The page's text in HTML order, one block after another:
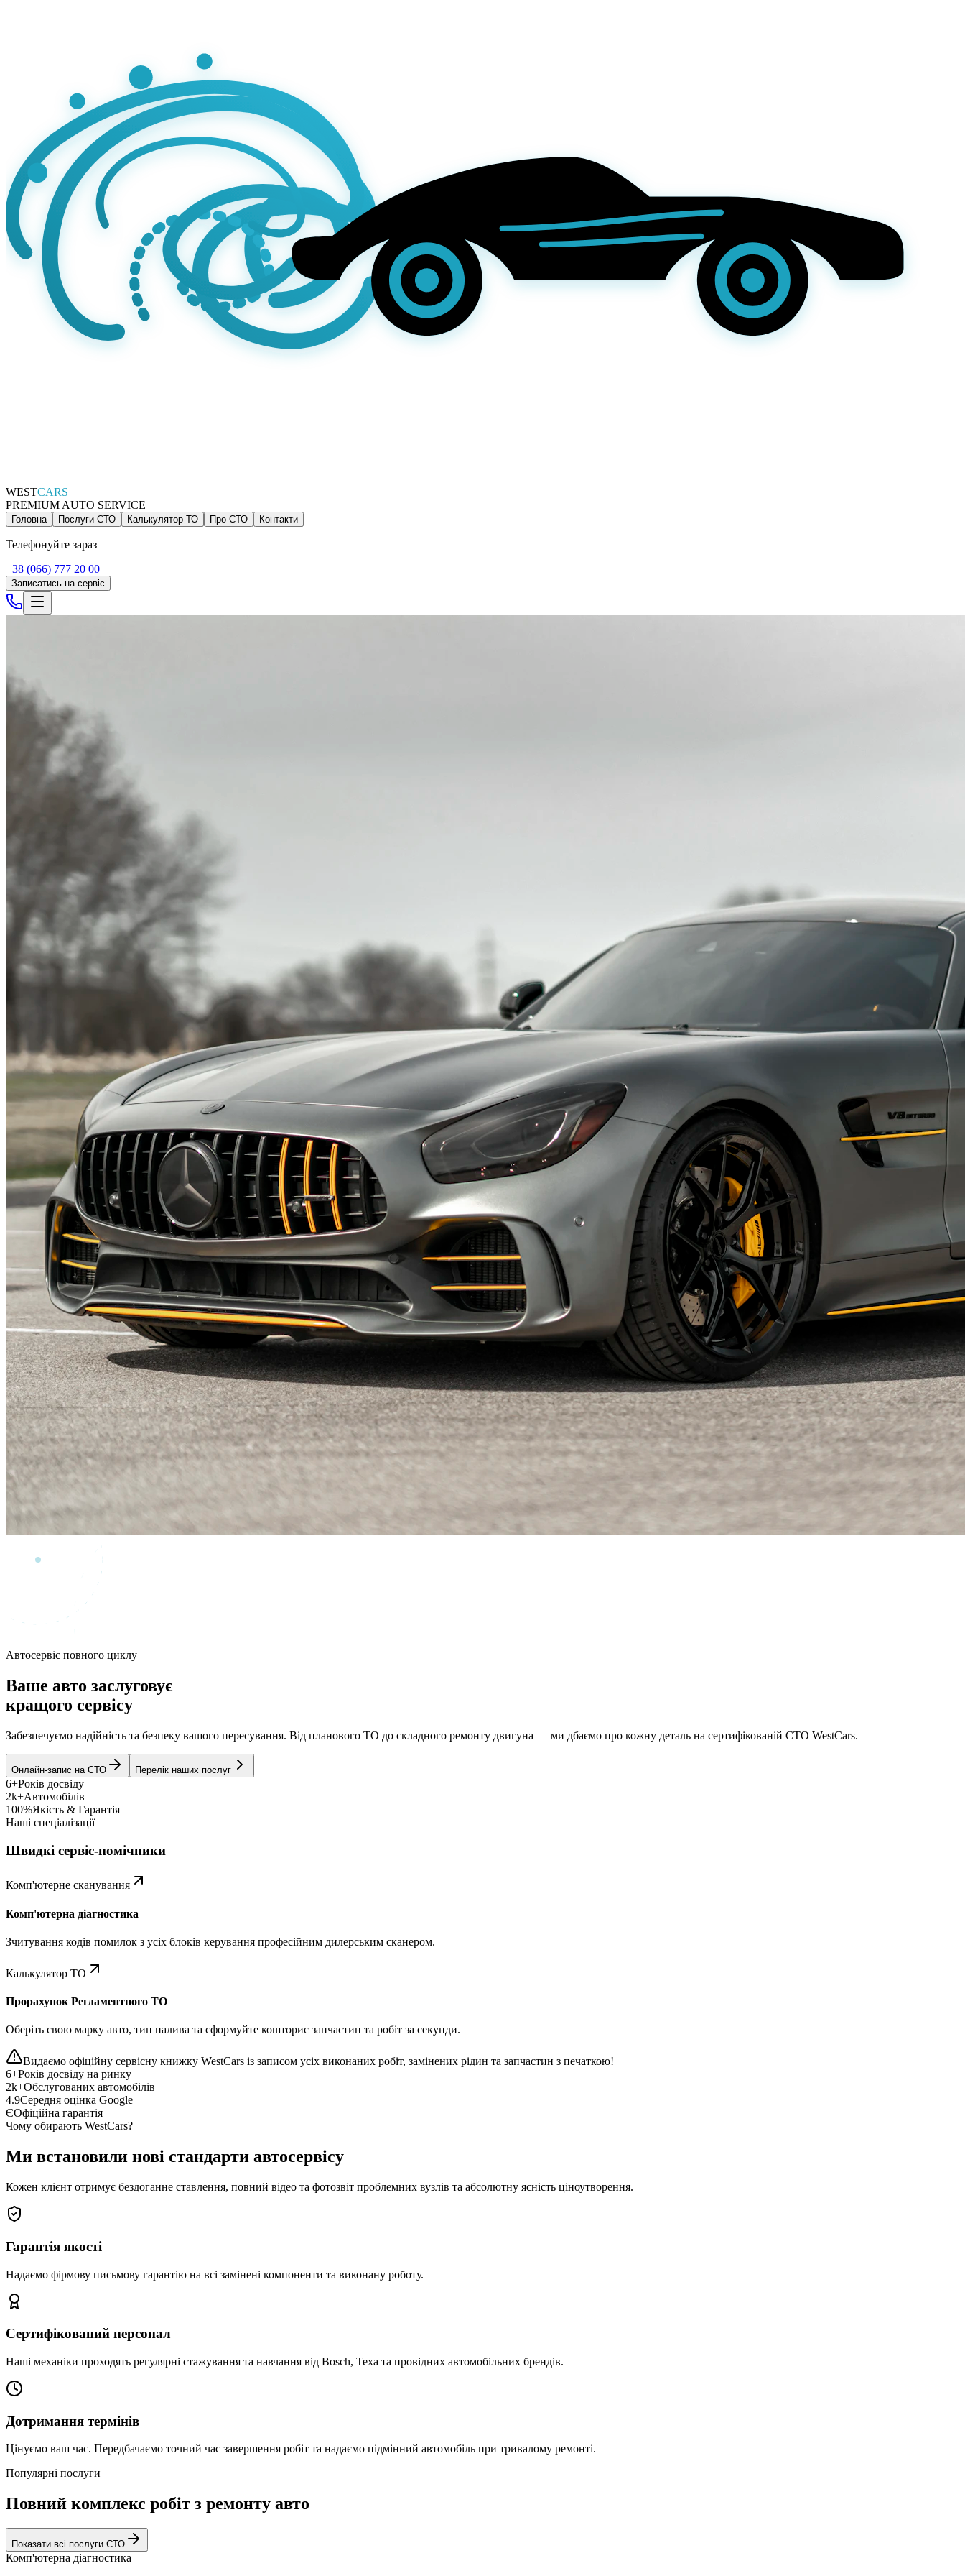
WESTCARS
PREMIUM AUTO SERVICE
Головна Послуги СТО Калькулятор ТО Про СТО Контакти
Телефонуйте зараз
+38 (066) 777 20 00
Записатись на сервіс
Автосервіс повного циклу
Ваше авто заслуговує
кращого сервісу
Забезпечуємо надійність та безпеку вашого пересування. Від планового ТО до складного ремонту двигуна — ми дбаємо про кожну деталь на сертифікованій СТО WestCars.
Онлайн-запис на СТО Перелік наших послуг
6+Років досвіду
2k+Автомобілів
100%Якість & Гарантія
Наші спеціалізації
Швидкі сервіс-помічники
Комп'ютерне сканування
Комп'ютерна діагностика
Зчитування кодів помилок з усіх блоків керування професійним дилерським сканером.
Калькулятор ТО
Прорахунок Регламентного ТО
Оберіть свою марку авто, тип палива та сформуйте кошторис запчастин та робіт за секунди.
Видаємо офіційну сервісну книжку WestCars із записом усіх виконаних робіт, замінених рідин та запчастин з печаткою!
6+Років досвіду на ринку
2k+Обслугованих автомобілів
4.9Середня оцінка Google
ЄОфіційна гарантія
Чому обирають WestCars?
Ми встановили нові стандарти автосервісу
Кожен клієнт отримує бездоганне ставлення, повний відео та фотозвіт проблемних вузлів та абсолютну ясність ціноутворення.
Гарантія якості
Надаємо фірмову письмову гарантію на всі замінені компоненти та виконану роботу.
Сертифікований персонал
Наші механіки проходять регулярні стажування та навчання від Bosch, Texa та провідних автомобільних брендів.
Дотримання термінів
Цінуємо ваш час. Передбачаємо точний час завершення робіт та надаємо підмінний автомобіль при тривалому ремонті.
Популярні послуги
Повний комплекс робіт з ремонту авто
Показати всі послуги СТО
Комп'ютерна діагностика